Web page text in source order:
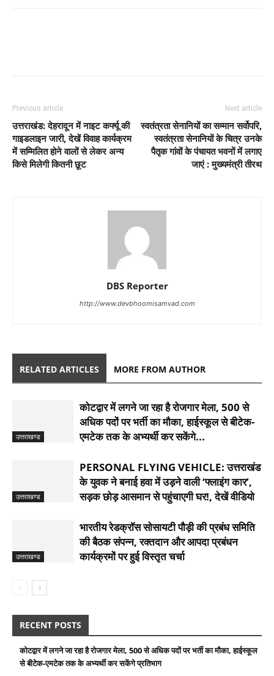
Previous article
उत्तराखंड: देहरादून में नाइट कर्फ्यू की
गाइडलाइन जारी, देखें विवाह कार्यक्रम
में सम्मिलित होने वालों से लेकर अन्य
किसे मिलेगी कितनी छूट
Next article
स्वतंत्रता सेनानियों का सम्मान सर्वोपरि,
स्वतंत्रता सेनानियों के चित्र उनके
पैतृक गांवों के पंचायत भवनों में लगाए
जाएं : मुख्यमंत्री तीरथ
DBS Reporter
http://www.devbhoomisamvad.com
RELATED ARTICLES MORE FROM AUTHOR
उत्तराखण्ड
कोटद्वार में लगने जा रहा है रोजगार मेला, 500 से
अधिक पदों पर भर्ती का मौका, हाईस्कूल से बीटेक-
एमटेक तक के अभ्यर्थी कर सकेंगे...
उत्तराखण्ड
PERSONAL FLYING VEHICLE: उत्तराखंड
के युवक ने बनाई हवा में उड़ने वाली ‘फ्लाइंग कार’,
सड़क छोड़ आसमान से पहुंचाएगी घर!, देखें वीडियो
उत्तराखण्ड
भारतीय रेडक्रॉस सोसायटी पौड़ी की प्रबंध समिति
की बैठक संपन्न, रक्तदान और आपदा प्रबंधन
कार्यक्रमों पर हुई विस्तृत चर्चा
RECENT POSTS
कोटद्वार में लगने जा रहा है रोजगार मेला, 500 से अधिक पदों पर भर्ती का मौका, हाईस्कूल
से बीटेक-एमटेक तक के अभ्यर्थी कर सकेंगे प्रतिभाग